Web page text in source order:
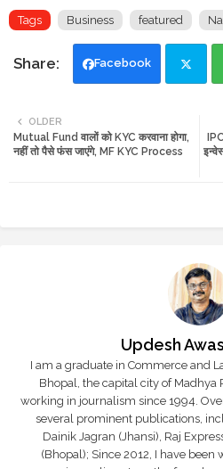
Tags Business featured
Facebook
tte
OLDER
Mutual Fund वालों को KYC करवाना होगा,
नहीं तो पैसे फंस जाएंगे, MF KYC Process
Updesh
I am a graduate in Commerce and
Bhopal, the capital city of Madhya
working in journalism since 1994.
several prominent publications,
Dainik Jagran (Jhansi), Raj
(Bhopal); Since 2012, I have